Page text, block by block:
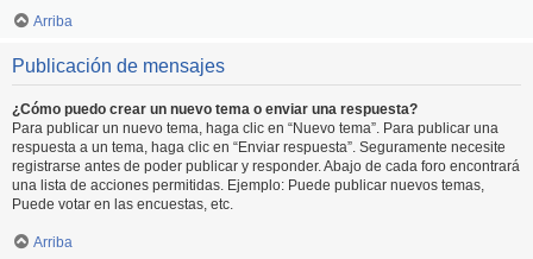
Arriba
Publicación de mensajes
¿Cómo puedo crear un nuevo tema o enviar una respuesta?
Para publicar un nuevo tema, haga clic en “Nuevo tema”. Para publicar una
respuesta a un tema, haga clic en “Enviar respuesta”. Seguramente necesite
registrarse antes de poder publicar y responder. Abajo de cada foro encontrará
una lista de acciones permitidas. Ejemplo: Puede publicar nuevos temas,
Puede votar en las encuestas, etc.
Arriba